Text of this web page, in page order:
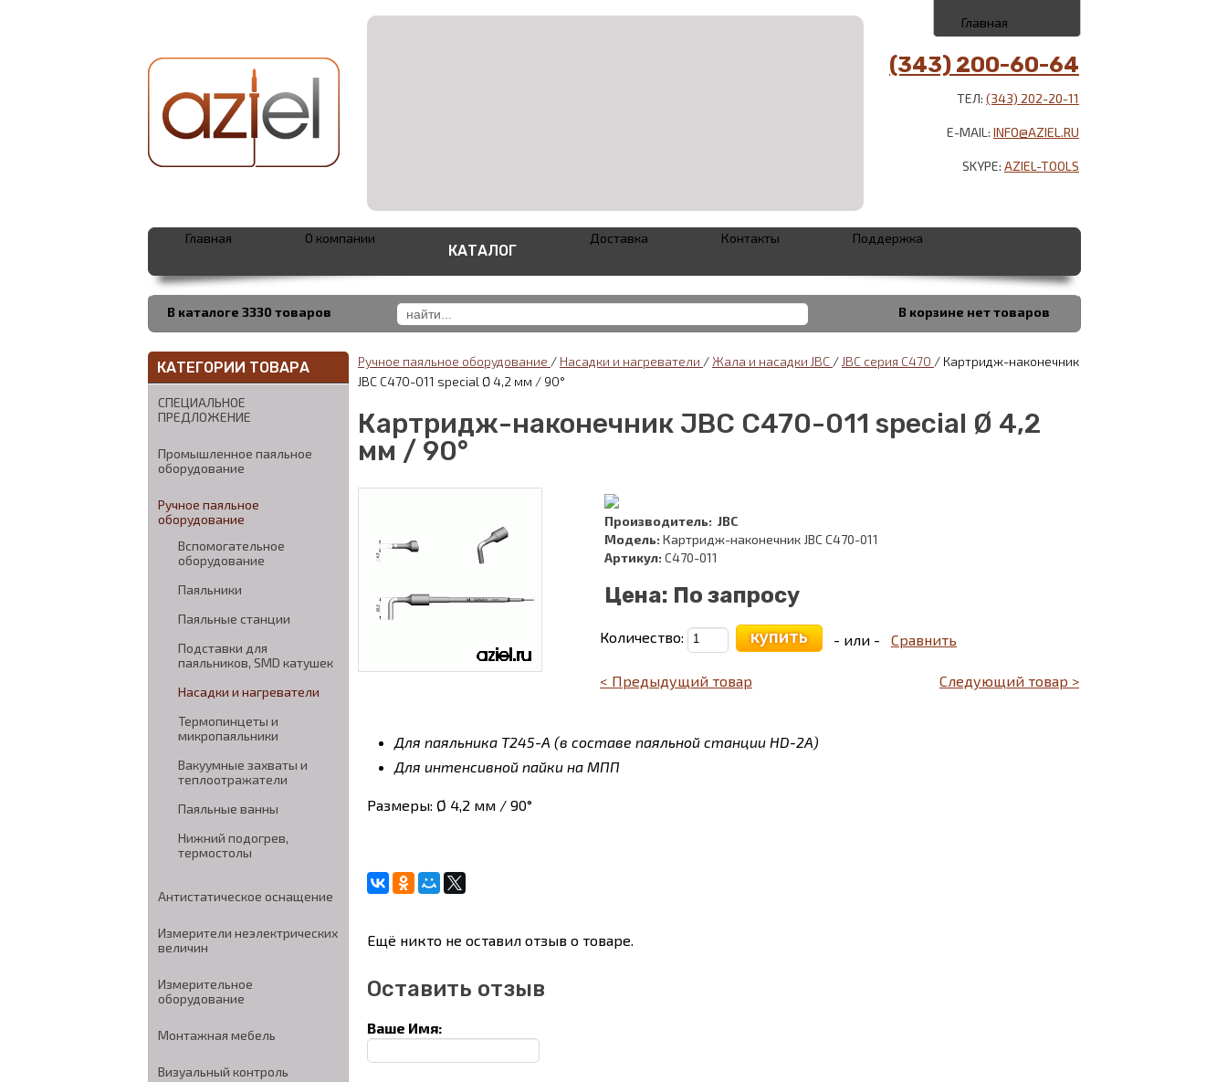
Главная
(343) 200-60-64
ТЕЛ: (343) 202-20-11
E-MAIL: INFO@AZIEL.RU
SKYPE: AZIEL-TOOLS
В каталоге 3330 товаров В корзине нет товаров
Главная О компании
КАТАЛОГ
Доставка Контакты Поддержка
КАТЕГОРИИ ТОВАРА
СПЕЦИАЛЬНОЕ
ПРЕДЛОЖЕНИЕ
Промышленное паяльное
оборудование
Ручное паяльное
оборудование
Вспомогательное
оборудование
Паяльники
Паяльные станции
Подставки для
паяльников, SMD катушек
Насадки и нагреватели
Термопинцеты и
микропаяльники
Вакуумные захваты и
теплоотражатели
Паяльные ванны
Нижний подогрев,
термостолы
Антистатическое оснащение
Измерители неэлектрических
величин
Измерительное
оборудование
Монтажная мебель
Визуальный контроль
Ручное паяльное оборудование / Насадки и нагреватели / Жала и насадки JBC / JBC серия С470 / Картридж-наконечник
JBC C470-011 special Ø 4,2 мм / 90°
Картридж-наконечник JBC C470-011 special Ø 4,2
мм / 90°
Производитель: JBC
Модель: Картридж-наконечник JBC C470-011
Артикул: C470-011
Цена: По запросу
Количество: купить - или - Сравнить
< Предыдущий товар Следующий товар >
Для паяльника T245-A (в составе паяльной станции HD-2A)
Для интенсивной пайки на МПП
Размеры: Ø 4,2 мм / 90°
Ещё никто не оставил отзыв о товаре.
Оставить отзыв
Ваше Имя: